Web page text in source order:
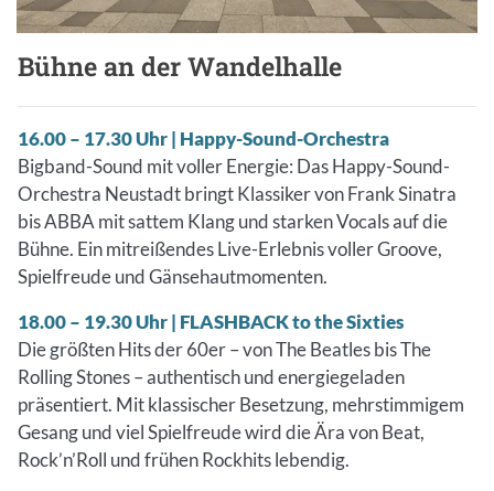
Bühne an der Wandelhalle
16.00 – 17.30 Uhr | Happy-Sound-Orchestra
Bigband-Sound mit voller Energie: Das Happy-Sound-
Orchestra Neustadt bringt Klassiker von Frank Sinatra
bis ABBA mit sattem Klang und starken Vocals auf die
Bühne. Ein mitreißendes Live-Erlebnis voller Groove,
Spielfreude und Gänsehautmomenten.
18.00 – 19.30 Uhr | FLASHBACK to the Sixties
Die größten Hits der 60er – von The Beatles bis The
Rolling Stones – authentisch und energiegeladen
präsentiert. Mit klassischer Besetzung, mehrstimmigem
Gesang und viel Spielfreude wird die Ära von Beat,
Rock’n’Roll und frühen Rockhits lebendig.